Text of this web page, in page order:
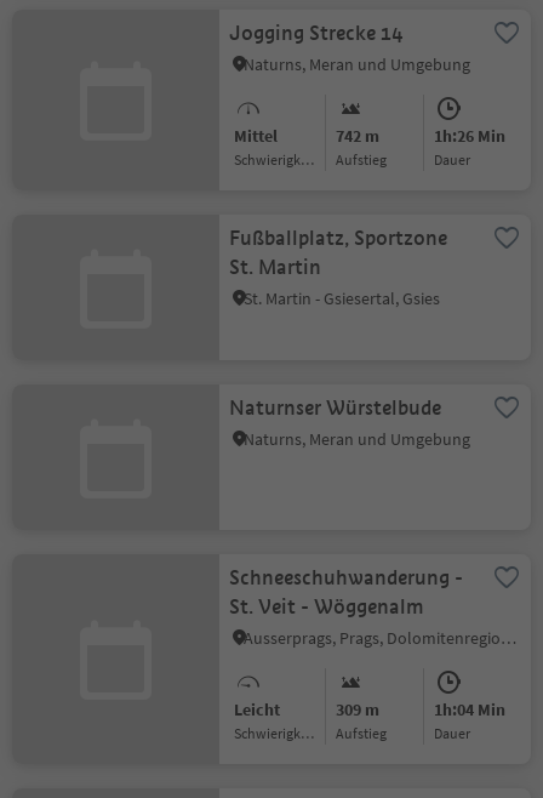
Jogging Strecke 14
Naturns, Meran und Umgebung
Mittel
Schwierigkeitsgrad
742 m
Aufstieg
1h:26 Min
Dauer
Fußballplatz, Sportzone
St. Martin
St. Martin - Gsiesertal, Gsies
Naturnser Würstelbude
Naturns, Meran und Umgebung
Schneeschuhwanderung -
St. Veit - Wöggenalm
Ausserprags, Prags, Dolomitenregion 3 Zinnen
Leicht
Schwierigkeitsgrad
309 m
Aufstieg
1h:04 Min
Dauer